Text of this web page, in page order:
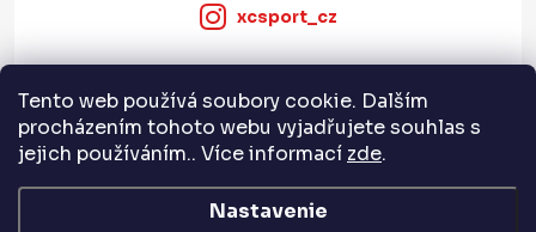
Tento web používá soubory cookie. Dalším
procházením tohoto webu vyjadřujete souhlas s
jejich používáním.. Více informací zde.
Nastavenie
xcsport_cz
Informace pro vás
Servis a služby